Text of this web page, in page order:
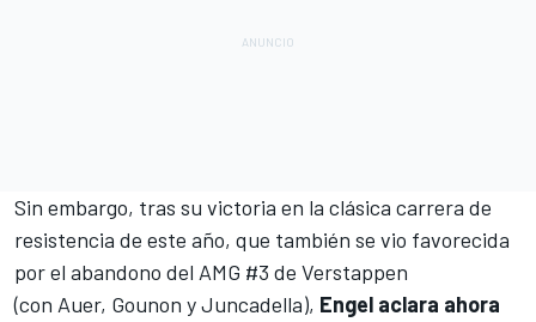
Sin embargo, tras su victoria en la clásica carrera de
resistencia de este año, que también se vio favorecida
por el abandono del AMG #3 de Verstappen
(con Auer, Gounon y Juncadella), Engel aclara ahora